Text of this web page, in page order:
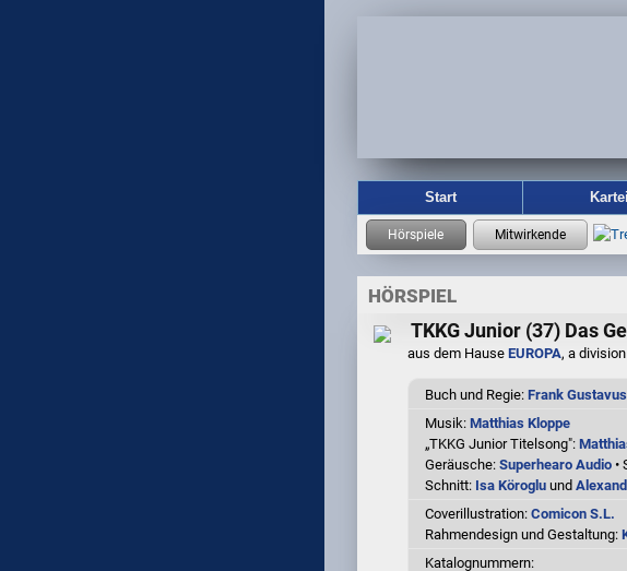
Start Kartei
HÖRSPIEL
TKKG Junior (37) Das
aus dem Hause EUROPA, a
Buch und Regie: Frank Gustavus
Musik: Matthias Kloppe
„TKKG Junior Titelsong":
Geräusche: Superhearo Audio •
Schnitt: Isa Köroglu und
Coverillustration: Comicon S.L.
Rahmendesign und Gestaltung:
Katalognummern: